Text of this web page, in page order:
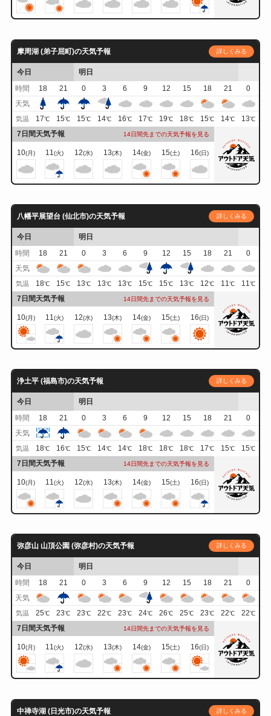
摩周湖 (弟子屈町)の天気予報 詳しくみる
今日
明日
時間
18 21 0 3 6 9 12 15 18 21
0
天気
気温 17℃ 15℃ 15℃ 14℃ 16℃ 17℃ 19℃ 18℃ 15℃ 14℃ 13℃
7日間天気予報 14日間先までの天気予報を見る
10(月) 11(火) 12(水) 13(木) 14(金) 15(土) 16(日)
八幡平展望台 (仙北市)の天気予報 詳しくみる
今日
明日
時間
18 21 0 3 6 9 12 15 18 21
0
天気
気温 18℃ 15℃ 13℃ 13℃ 13℃ 15℃ 15℃ 13℃ 12℃ 11℃ 11℃
7日間天気予報 14日間先までの天気予報を見る
10(月) 11(火) 12(水) 13(木) 14(金) 15(土) 16(日)
浄土平 (福島市)の天気予報 詳しくみる
今日
明日
時間
18 21 0 3 6 9 12 15 18 21
0
天気
気温 18℃ 16℃ 15℃ 14℃ 14℃ 18℃ 18℃ 18℃ 17℃ 15℃ 15℃
7日間天気予報 14日間先までの天気予報を見る
10(月) 11(火) 12(水) 13(木) 14(金) 15(土) 16(日)
弥彦山 山頂公園 (弥彦村)の天気予報 詳しくみる
今日
明日
時間
18 21 0 3 6 9 12 15 18 21
0
天気
気温 25℃ 23℃ 23℃ 22℃ 23℃ 24℃ 26℃ 25℃ 23℃ 22℃ 22℃
7日間天気予報 14日間先までの天気予報を見る
10(月) 11(火) 12(水) 13(木) 14(金) 15(土) 16(日)
中禅寺湖 (日光市)の天気予報 詳しくみる